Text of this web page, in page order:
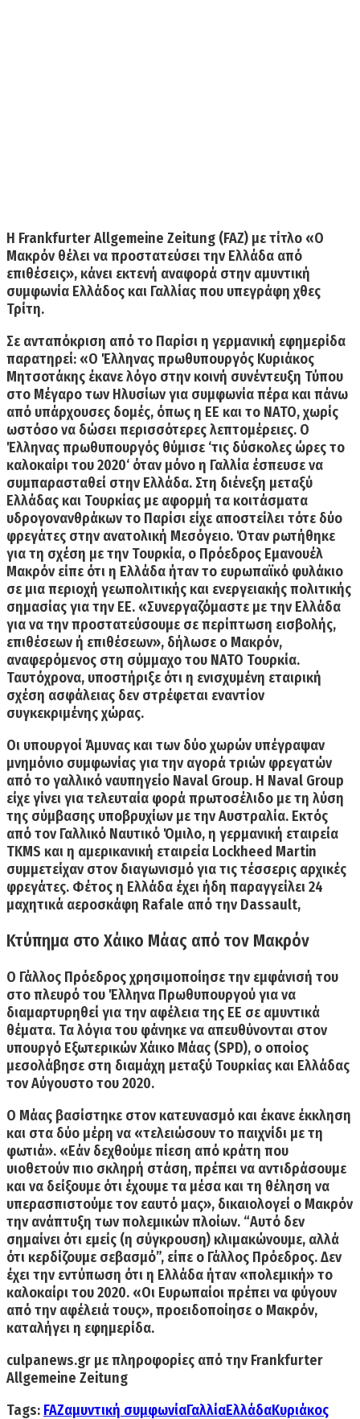
H Frankfurter Allgemeine Zeitung (FAZ) με τίτλο «Ο
Μακρόν θέλει να προστατεύσει την Ελλάδα από
επιθέσεις», κάνει εκτενή αναφορά στην αμυντική
συμφωνία Ελλάδος και Γαλλίας που υπεγράφη χθες
Τρίτη.
Σε ανταπόκριση από το Παρίσι η γερμανική εφημερίδα
παρατηρεί: «Ο Έλληνας πρωθυπουργός Κυριάκος
Μητσοτάκης έκανε λόγο στην κοινή συνέντευξη Τύπου
στο Μέγαρο των Ηλυσίων για συμφωνία πέρα και πάνω
από υπάρχουσες δομές, όπως η ΕΕ και το ΝΑΤΟ, χωρίς
ωστόσο να δώσει περισσότερες λεπτομέρειες. Ο
Έλληνας πρωθυπουργός θύμισε ‘τις δύσκολες ώρες το
καλοκαίρι του 2020‘ όταν μόνο η Γαλλία έσπευσε να
συμπαρασταθεί στην Ελλάδα. Στη διένεξη μεταξύ
Ελλάδας και Τουρκίας με αφορμή τα κοιτάσματα
υδρογονανθράκων το Παρίσι είχε αποστείλει τότε δύο
φρεγάτες στην ανατολική Μεσόγειο. Όταν ρωτήθηκε
για τη σχέση με την Τουρκία, ο Πρόεδρος Εμανουέλ
Μακρόν είπε ότιη Ελλάδα ήταν το ευρωπαϊκό φυλάκιο
σε μια περιοχή γεωπολιτικής και ενεργειακής πολιτικής
σημασίας για την ΕΕ. «Συνεργαζόμαστε με την Ελλάδα
για να την προστατεύσουμε σε περίπτωση εισβολής,
επιθέσεων ή επιθέσεων», δήλωσε ο Μακρόν,
αναφερόμενος στη σύμμαχο του ΝΑΤΟ Τουρκία.
Ταυτόχρονα, υποστήριξε ότι η ενισχυμένη εταιρική
σχέση ασφάλειας δεν στρέφεται εναντίον
συγκεκριμένης χώρας.
Οι υπουργοί Άμυνας και των δύο χωρών υπέγραψαν
μνημόνιο συμφωνίας για την αγορά τριών φρεγατών
από το γαλλικό ναυπηγείο Naval Group. Η Naval Group
είχε γίνει για τελευταία φορά πρωτοσέλιδο με τη λύση
της σύμβασης υποβρυχίων με την Αυστραλία. Εκτός
από τον Γαλλικό Ναυτικό Όμιλο,η γερμανική εταιρεία
TKMS και η αμερικανική εταιρεία Lockheed Martin
συμμετείχαν στον διαγωνισμόγια τις τέσσερις αρχικές
φρεγάτες. Φέτος η Ελλάδα έχει ήδη παραγγείλει 24
μαχητικά αεροσκάφη Rafale από την Dassault,
Κτύπημα στο Χάικο Μάας από τον Μακρόν
Ο Γάλλος Πρόεδρος χρησιμοποίησε την εμφάνισή του
στο πλευρό του Έλληνα Πρωθυπουργού για να
διαμαρτυρηθείγια την αφέλεια της ΕΕ σε αμυντικά
θέματα. Τα λόγια του φάνηκε να απευθύνονται στον
υπουργό Εξωτερικών Χάικο Μάας (SPD), ο οποίος
μεσολάβησε στη διαμάχη μεταξύ Τουρκίας και Ελλάδας
τον Αύγουστο του 2020.
Ο Μάας βασίστηκε στον κατευνασμό και έκανε έκκληση
και στα δύο μέρη να «τελειώσουν το παιχνίδι με τη
φωτιά». «Εάν δεχθούμε πίεση από κράτη που
υιοθετούν πιο σκληρή στάση, πρέπει να αντιδράσουμε
και να δείξουμε ότι έχουμε τα μέσα και τη θέληση να
υπερασπιστούμε τον εαυτό μας», δικαιολογεί ο Μακρόν
την ανάπτυξη των πολεμικών πλοίων. “Αυτό δεν
σημαίνει ότι εμείς (η σύγκρουση) κλιμακώνουμε, αλλά
ότι κερδίζουμε σεβασμό”, είπε ο Γάλλος Πρόεδρος. Δεν
έχει την εντύπωση ότι η Ελλάδα ήταν «πολεμική» το
καλοκαίρι του 2020. «Οι Ευρωπαίοι πρέπει να φύγουν
από την αφέλειά τους»,προειδοποίησε ο Μακρόν,
καταλήγει η εφημερίδα.
culpanews.gr με πληροφορίες από την Frankfurter
Allgemeine Zeitung
Tags: FAZαμυντική συμφωνίαΓαλλίαΕλλάδαΚυριάκος